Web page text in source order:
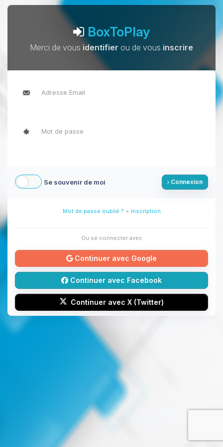
BoxToPlay
Merci de vous identifier ou de vous inscrire
Se souvenir de moi Connexion
Mot de passe oublié ? - Inscription
Ou se connecter avec
Continuer avec Google
Continuer avec Facebook
Continuer avec X (Twitter)